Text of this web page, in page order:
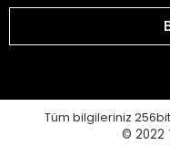
Tüm bilgileriniz
© 2022